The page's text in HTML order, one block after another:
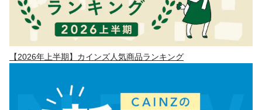
【2026年上半期】カインズ人気商品ランキング